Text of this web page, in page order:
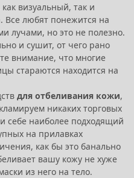
визуальный, так и
Все любят понежится на
лучами, но это не полезно.
и сушит, от чего рано
внимание, что многие
стараются находится на
для отбеливания кожи,
никаких торговых
себе наиболее подходящий
на прилавках
как бы это банально
вашу кожу не хуже
из него на тело.